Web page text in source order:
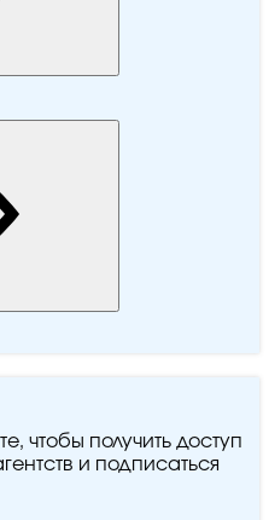
чтобы получить доступ
и подписаться